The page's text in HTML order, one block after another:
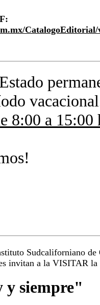
8:00 a 15:00
Sudcaliforniano de
invitan a la VISITAR la
y siempre"